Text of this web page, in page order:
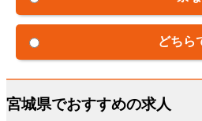
どちら
宮城県でおすすめの求人